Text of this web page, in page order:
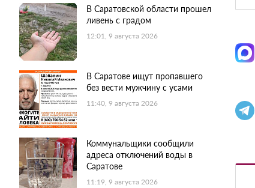
В Саратовской области прошел
ливень с градом
12:01, 9 августа 2026
В Саратове ищут пропавшего
без вести мужчину с усами
11:40, 9 августа 2026
Коммунальщики сообщили
адреса отключений воды в
Саратове
11:19, 9 августа 2026